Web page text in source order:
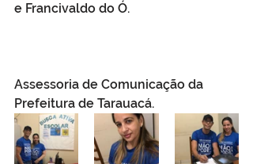
e Francivaldo do Ó.
Assessoria de Comunicação da
Prefeitura de Tarauacá.